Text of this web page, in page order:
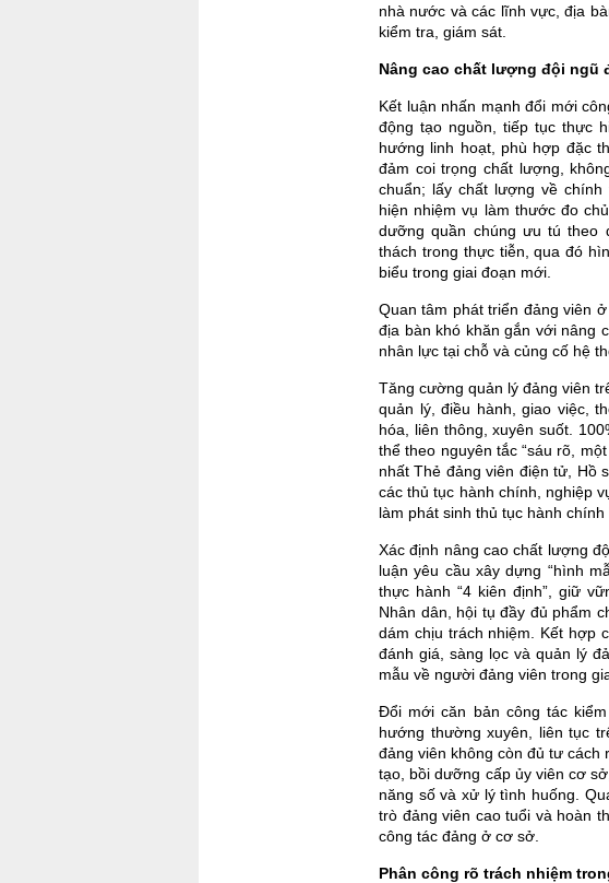
nhà nước và các lĩnh vực, địa
kiểm tra, giám sát.
Nâng cao chất lượng đội ngũ
Kết luận nhấn mạnh đổi mới
động tạo nguồn, tiếp tục thực
hướng linh hoạt, phù hợp đặc
đảm coi trọng chất lượng,
chuẩn; lấy chất lượng về
hiện nhiệm vụ làm thước đo
dưỡng quần chúng ưu tú theo
thách trong thực tiễn, qua đó
biểu trong giai đoạn mới.
Quan tâm phát triển đảng viên
địa bàn khó khăn gắn với nâng
nhân lực tại chỗ và củng cố hệ
Tăng cường quản lý đảng viên
quản lý, điều hành, giao việc,
hóa, liên thông, xuyên suốt.
thể theo nguyên tắc “sáu rõ,
nhất Thẻ đảng viên điện tử, Hồ
các thủ tục hành chính, nghiệp
làm phát sinh thủ tục hành chính
Xác định nâng cao chất lượng
luận yêu cầu xây dựng “hình
thực hành “4 kiên định”, giữ
Nhân dân, hội tụ đầy đủ phẩm
dám chịu trách nhiệm. Kết hợp
đánh giá, sàng lọc và quản lý
mẫu về người đảng viên trong
Đổi mới căn bản công tác
hướng thường xuyên, liên tục
đảng viên không còn đủ tư
tạo, bồi dưỡng cấp ủy viên cơ
năng số và xử lý tình huống.
trò đảng viên cao tuổi và hoàn
công tác đảng ở cơ sở.
Phân công rõ trách nhiệm